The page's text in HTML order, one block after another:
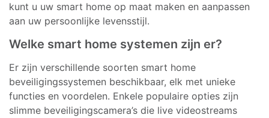
kunt u uw smart home op maat maken en aanpassen
aan uw persoonlijke levensstijl.
Welke smart home systemen zijn er?
Er zijn verschillende soorten smart home
beveiligingssystemen beschikbaar, elk met unieke
functies en voordelen. Enkele populaire opties zijn
slimme beveiligingscamera’s die live videostreams